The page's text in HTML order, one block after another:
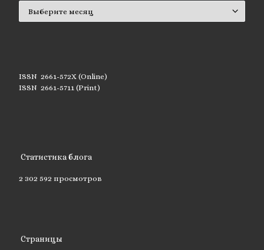
ISSN 2661-572X (Online)
ISSN 2661-5711 (Print)
Статистика блога
2 302 592 просмотров
Страницы